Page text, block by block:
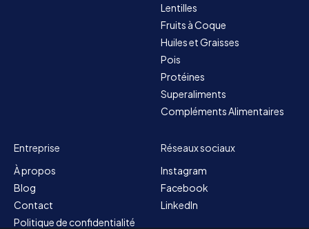
Lentilles
Fruits à Coque
Huiles et Graisses
Pois
Protéines
Superaliments
Compléments Alimentaires
Entreprise
À propos
Blog
Contact
Politique de confidentialité
Réseaux sociaux
Instagram
Facebook
LinkedIn